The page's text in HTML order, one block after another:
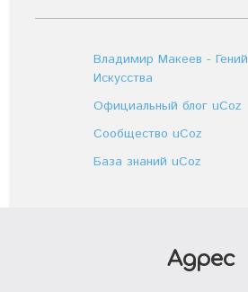
Владимир Макеев - Гений
Искусства
Официальный блог uCoz
Сообщество uCoz
База знаний uCoz
Адрес